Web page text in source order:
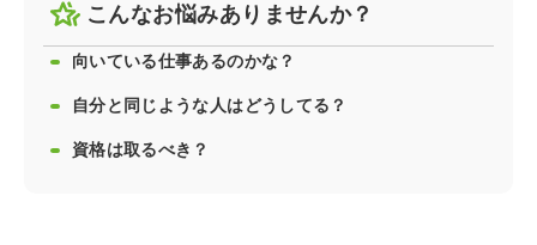
こんなお悩みありませんか？
向いている仕事あるのかな？
自分と同じような人はどうしてる？
資格は取るべき？